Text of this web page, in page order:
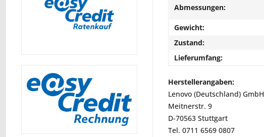
Abmessungen:
Gewicht:
Zustand:
Lieferumfang:
Herstellerangaben:
Lenovo (Deutschland) GmbH
Meitnerstr. 9
D-70563 Stuttgart
Tel. 0711 6569 0807